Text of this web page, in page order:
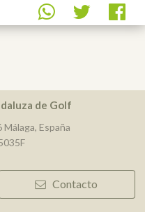
de Golf
Málaga, España
Contacto